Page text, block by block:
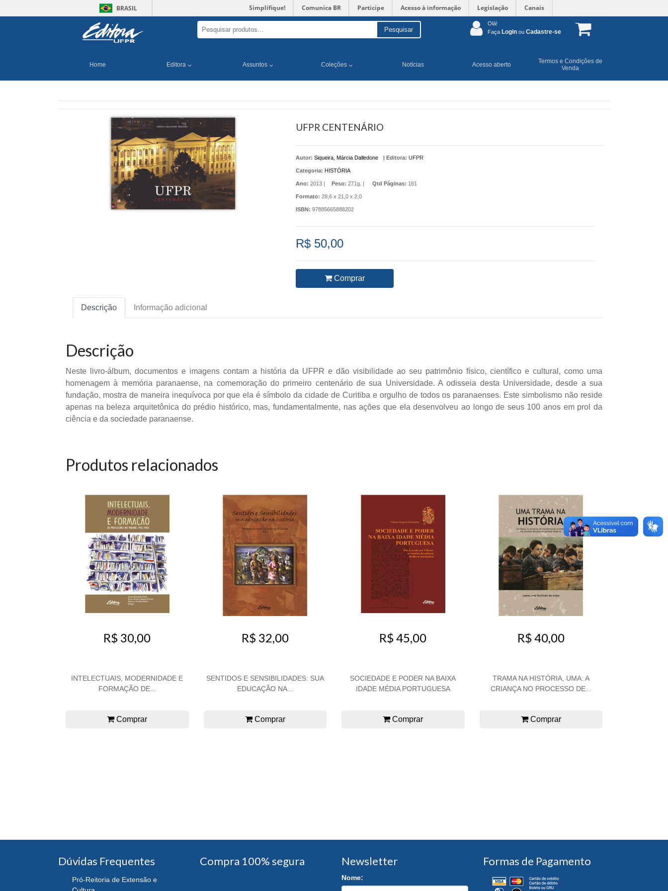
BRASIL Simplifique! Comunica BR Participe Acesso à informação Legislação Canais
Pesquisar
Olá!
Faça Login ou Cadastre-se
Home Editora Assuntos Coleções Notícias Acesso aberto
Termos e Condições de
Venda
UFPR CENTENÁRIO
Autor: Siqueira, Márcia Dalledone | Editora: UFPR
Categoria: HISTÓRIA
Ano: 2013 | Peso: 271g. | Qtd Páginas: 161
Formato: 28,6 x 21,0 x 2,0
ISBN: 97885665888202
R$ 50,00
Comprar
Descrição Informação adicional
Descrição
Neste livro-álbum, documentos e imagens contam a história da UFPR e dão visibilidade ao seu patrimônio físico, científico e cultural, como uma
homenagem à memória paranaense, na comemoração do primeiro centenário de sua Universidade. A odisseia desta Universidade, desde a sua
fundação, mostra de maneira inequívoca por que ela é símbolo da cidade de Curitiba e orgulho de todos os paranaenses. Este simbolismo não reside
apenas na beleza arquitetônica do prédio histórico, mas, fundamentalmente, nas ações que ela desenvolveu ao longo de seus 100 anos em prol da
ciência e da sociedade paranaense.
Produtos relacionados
R$ 30,00
INTELECTUAIS, MODERNIDADE E
FORMAÇÃO DE...
Comprar
R$ 32,00
SENTIDOS E SENSIBILIDADES: SUA
EDUCAÇÃO NA...
Comprar
R$ 45,00
SOCIEDADE E PODER NA BAIXA
IDADE MÉDIA PORTUGUESA
Comprar
R$ 40,00
TRAMA NA HISTÓRIA, UMA: A
CRIANÇA NO PROCESSO DE...
Comprar
Dúvidas Frequentes
Pró-Reitoria de Extensão e
Compra 100% segura Newsletter
Nome:
Formas de Pagamento